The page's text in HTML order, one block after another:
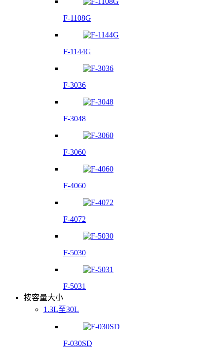
F-1108G
F-1144G
F-3036
F-3048
F-3060
F-4060
F-4072
F-5030
F-5031
按容量大小
1.3L至30L
F-030SD